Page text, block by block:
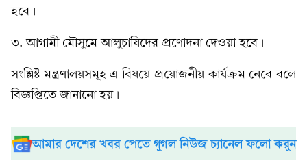
হবে।
৩. আগামী মৌসুমে আলুচাষিদের প্রণোদনা দেওয়া হবে।
সংশ্লিষ্ট মন্ত্রণালয়সমূহ এ বিষয়ে প্রয়োজনীয় কার্যক্রম নেবে বলে
বিজ্ঞপ্তিতে জানানো হয়।
আমার দেশের খবর পেতে গুগল নিউজ চ্যানেল ফলো করুন